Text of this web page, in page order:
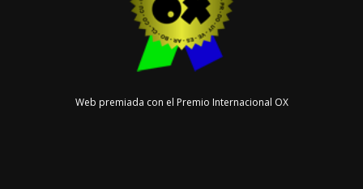
Web premiada con el Premio Internacional OX